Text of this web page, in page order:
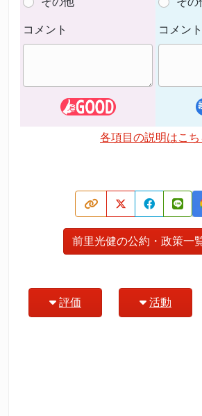
コメント コメント
各項目の説明はこち
前里光健の公約・政策一
評価 活動